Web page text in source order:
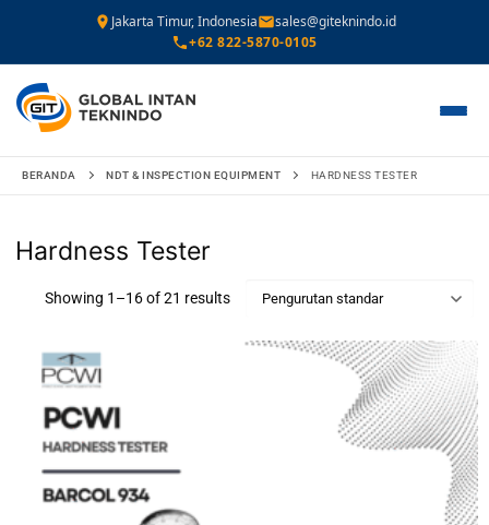
Jakarta Timur, Indonesia
sales@giteknindo.id
+62 822-5870-0105
Lompat
BERANDA NDT & INSPECTION EQUIPMENT HARDNESS TESTER
Hardness Tester
Showing 1–16 of 21 results